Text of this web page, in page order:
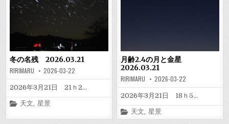
冬の名残 2026.03.21
RIRIMARU 2026-03-22
2026年3月21日 21ｈ2…
Posted
in
天文,星景
月齢2.4の月と金星
2026.03.21
RIRIMARU 2026-03-22
2026年3月21日 18ｈ5…
Posted
in
天文,星景